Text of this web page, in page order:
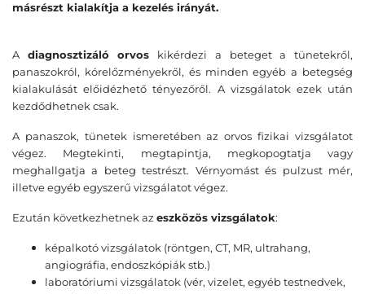
másrészt kialakítja a kezelés irányát.
A diagnosztizáló orvos kikérdezi a beteget a tünetekről,
panaszokról, kórelőzményekről, és minden egyéb a betegség
kialakulását előidézhető tényezőről. A vizsgálatok ezek után
kezdődhetnek csak.
A panaszok, tünetek ismeretében az orvos fizikai vizsgálatot
végez. Megtekinti, megtapintja, megkopogtatja vagy
meghallgatja a beteg testrészt. Vérnyomást és pulzust mér,
illetve egyéb egyszerű vizsgálatot végez.
Ezután következhetnek az eszközös vizsgálatok:
képalkotó vizsgálatok (röntgen, CT, MR, ultrahang,
angiográfia, endoszkópiák stb.)
laboratóriumi vizsgálatok (vér, vizelet, egyéb testnedvek,